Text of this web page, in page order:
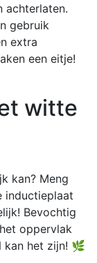
achterlaten.
gebruik
extra
een eitje!
witte
kan? Meng
inductieplaat
Bevochtig
oppervlak
kan het zijn! 🌿